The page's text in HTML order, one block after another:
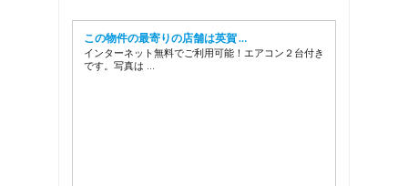
この物件の最寄りの店舗は英賀 …
インターネット無料でご利用可能！エアコン２台付き
です。写真は …